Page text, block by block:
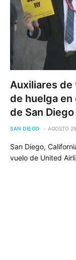
Auxiliares
de huelga
de San Diego
SAN DIEGO AGOSTO
San Diego,
vuelo de United